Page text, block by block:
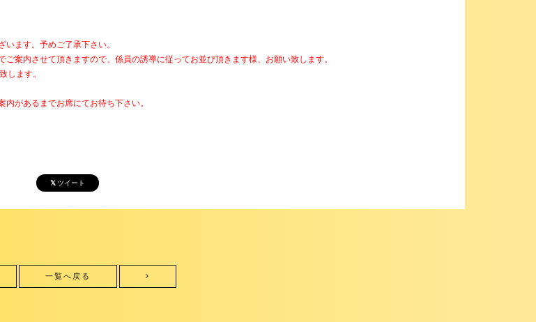
ます。予めご了承下さい。
案内させて頂きますので、係員の誘導に従ってお並び頂きます様、お願い致します。
ます。
があるまでお席にてお待ち下さい。
ツイート
一覧へ戻る